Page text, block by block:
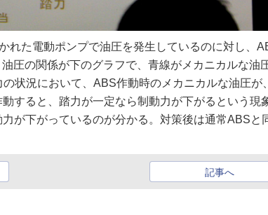
れた電動ポンプで油圧を発生しているのに対し、
圧の関係が下のグラフで、青線がメカニカルな油圧
状況において、ABS作動時のメカニカルな油圧が、
すると、踏力が一定なら制動力が下がるという現
が下がっているのが分かる。対策後は通常ABSと
記事へ